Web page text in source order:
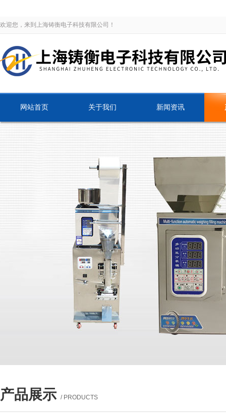
欢迎您，来到上海铸衡电子科技有限公司！
网站首页 关于我们 新闻资讯
产品展示 / PRODUCTS